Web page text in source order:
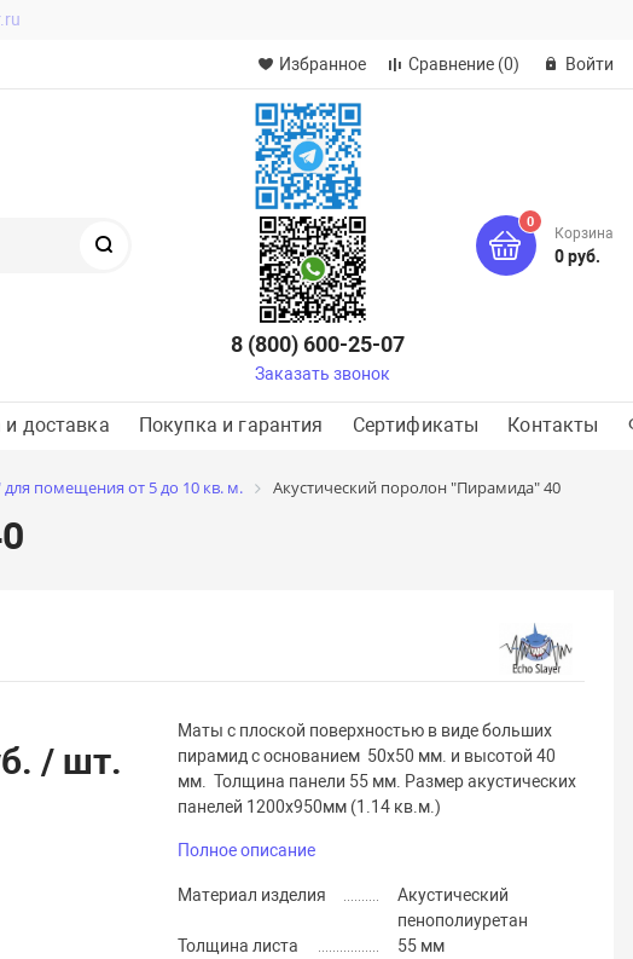
Избранное Сравнение (0) Войти
8 (800) 600-25-07
Заказать звонок
0
Корзина
0 руб.
и доставка Покупка и гарантия Сертификаты Контакты
помещения от 5 до 10 кв. м. Акустический поролон "Пирамида" 40
/ шт.
Маты с плоской поверхностью в виде больших
пирамид с основанием 50х50 мм. и высотой 40
мм. Толщина панели 55 мм. Размер акустических
панелей 1200х950мм (1.14 кв.м.)
Полное описание
Материал изделия
Акустический
пенополиуретан
Толщина листа
55 мм